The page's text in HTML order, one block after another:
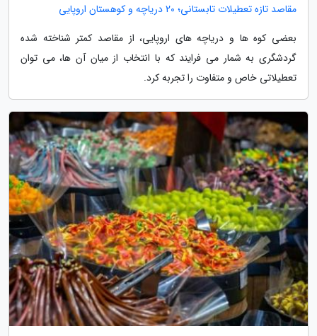
مقاصد تازه تعطیلات تابستانی؛ 20 دریاچه و کوهستان اروپایی
بعضی کوه ها و دریاچه های اروپایی، از مقاصد کمتر شناخته شده
گردشگری به شمار می فرایند که با انتخاب از میان آن ها، می توان
تعطیلاتی خاص و متفاوت را تجربه کرد.